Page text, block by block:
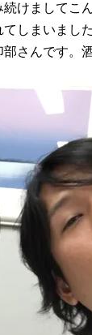
けましてこ
しまいまし
さんです。